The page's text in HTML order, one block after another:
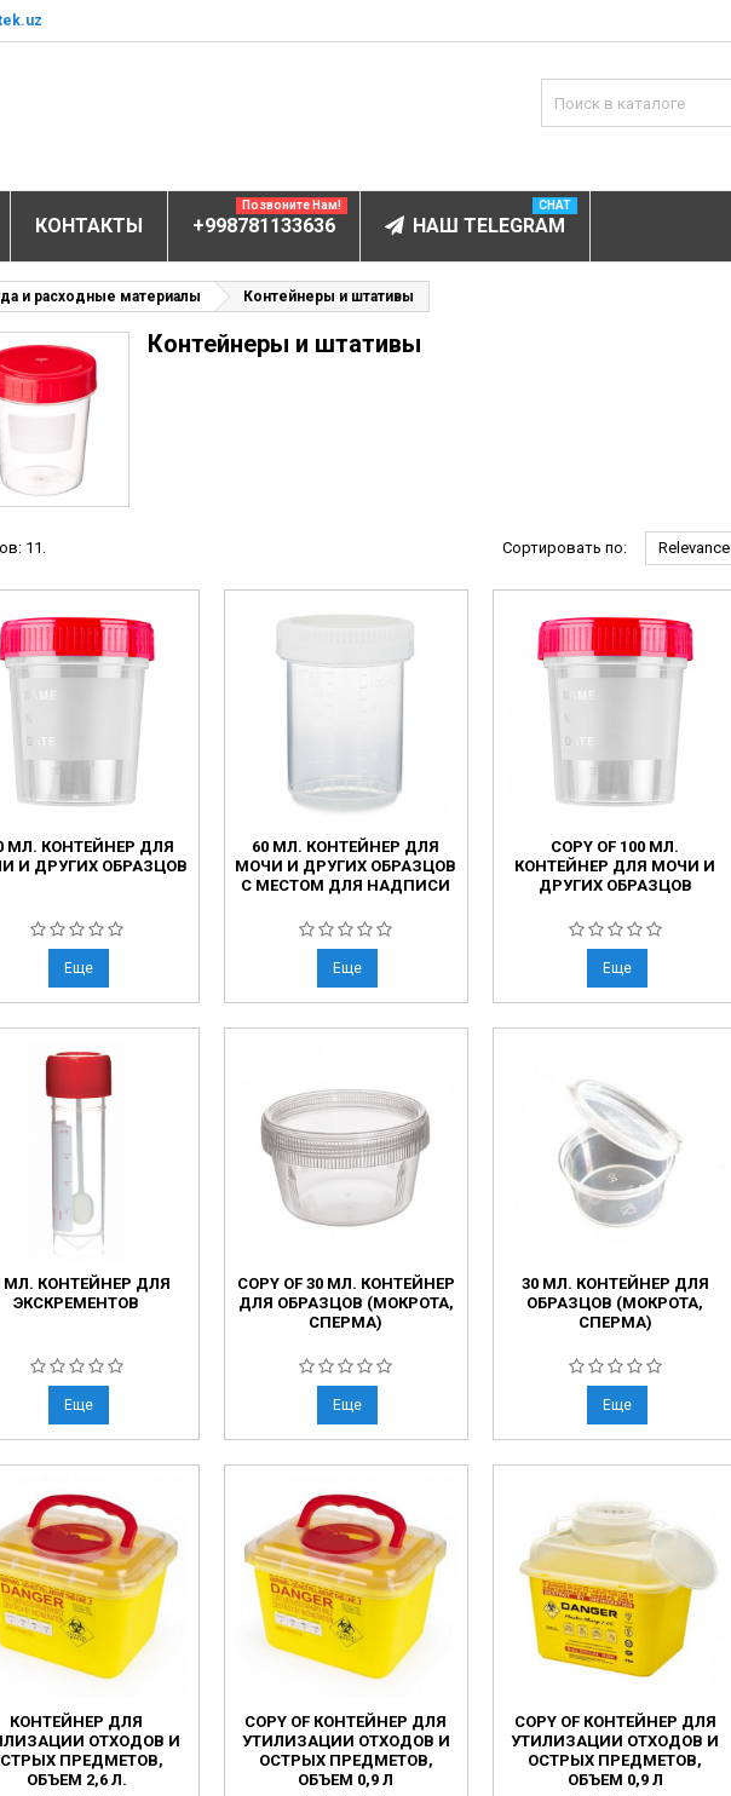
ОБОРУДОВАНИЕ
(ИХЛА)
анализаторы
системы
анализаторы
новорожденных
и вошеры
и инфузионные
аппараты
коагуляторы
КОНТАКТЫ +998781133636
Позвоните Нам!
НАШ TELEGRAM
CHAT
и расходные материалы Контейнеры и штативы
Контейнеры и штативы
11. Сортировать по: Relevance
МЛ. КОНТЕЙНЕР ДЛЯ
И ДРУГИХ ОБРАЗЦОВ
Еще
60 МЛ. КОНТЕЙНЕР ДЛЯ
МОЧИ И ДРУГИХ ОБРАЗЦОВ
С МЕСТОМ ДЛЯ НАДПИСИ
Еще
COPY OF 100 МЛ.
КОНТЕЙНЕР ДЛЯ МОЧИ И
ДРУГИХ ОБРАЗЦОВ
Еще
МЛ. КОНТЕЙНЕР ДЛЯ
ЭКСКРЕМЕНТОВ
Еще
COPY OF 30 МЛ. КОНТЕЙНЕР
ДЛЯ ОБРАЗЦОВ (МОКРОТА,
СПЕРМА)
Еще
30 МЛ. КОНТЕЙНЕР ДЛЯ
ОБРАЗЦОВ (МОКРОТА,
СПЕРМА)
Еще
КОНТЕЙНЕР ДЛЯ
ОТХОДОВ И
ПРЕДМЕТОВ,
ОБЪЕМ 2,6 Л.
COPY OF КОНТЕЙНЕР ДЛЯ
УТИЛИЗАЦИИ ОТХОДОВ И
ОСТРЫХ ПРЕДМЕТОВ,
ОБЪЕМ 0,9 Л
COPY OF КОНТЕЙНЕР ДЛЯ
УТИЛИЗАЦИИ ОТХОДОВ И
ОСТРЫХ ПРЕДМЕТОВ,
ОБЪЕМ 0,9 Л